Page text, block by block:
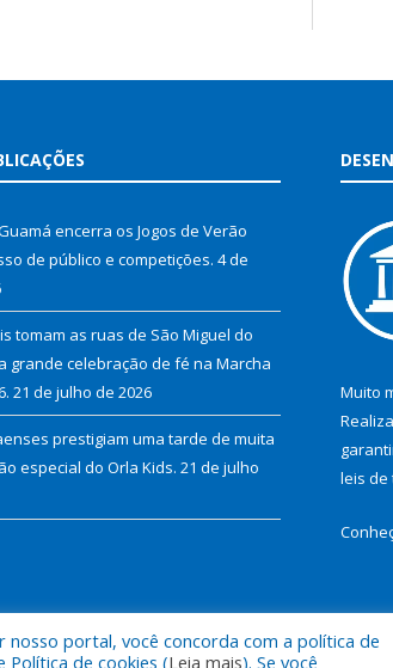
encerra os Jogos de Verão
de público e competições. 4 de
tomam as ruas de São Miguel do
grande celebração de fé na Marcha
21 de julho de 2026
prestigiam uma tarde de muita
especial do Orla Kids. 21 de julho
Muito
leis de
Mapa do Site
nosso portal, você concorda com a política de
de cookies (Leia mais). Se você